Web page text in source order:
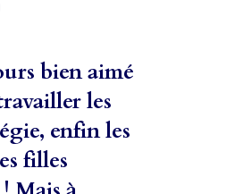
bien aimé
les
enfin les
filles